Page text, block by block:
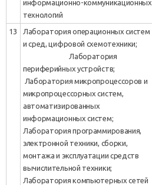
информационно-коммуникационных
технологий
13
Лаборатория операционных систем
и сред, цифровой схемотехники;
Лаборатория
периферийных устройств;
Лаборатория микропроцессоров и
микропроцессорных систем,
автоматизированных
информационных систем;
Лаборатория программирования,
электронной техники, сборки,
монтажа и эксплуатации средств
вычислительной техники;
Лаборатория компьютерных сетей